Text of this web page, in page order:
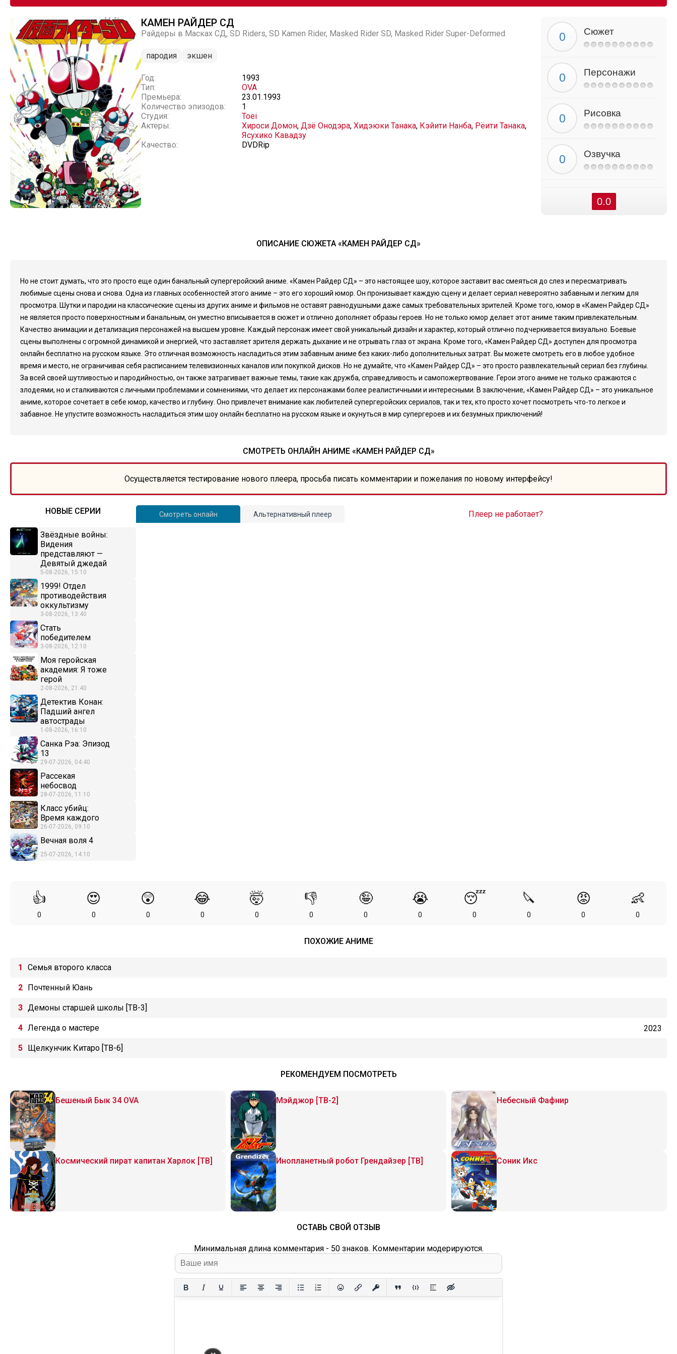
КАМЕН РАЙДЕР СД
Райдеры в Масках СД, SD Riders, SD Kamen Rider, Masked Rider SD, Masked Rider Super-Deformed
пародия экшен
Год:
1993
Тип:
OVA
Премьера:
23.01.1993
Количество эпизодов:
1
Студия:
Toei
Актеры:
Хироси Домон, Дзё Онодэра, Хидэюки Танака, Кэйити Нанба, Рёити Танака,
Ясухико Кавадзу
Качество:
DVDRip
Сюжет
Персонажи
Рисовка
Озвучка
0.0
ОПИСАНИЕ СЮЖЕТА «КАМЕН РАЙДЕР СД»
Но не стоит думать, что это просто еще один банальный супергеройский аниме. «Камен Райдер СД» – это настоящее шоу, которое заставит вас смеяться до слез и пересматривать
любимые сцены снова и снова. Одна из главных особенностей этого аниме – это его хороший юмор. Он пронизывает каждую сцену и делает сериал невероятно забавным и легким для
просмотра. Шутки и пародии на классические сцены из других аниме и фильмов не оставят равнодушными даже самых требовательных зрителей. Кроме того, юмор в «Камен Райдер СД»
не является просто поверхностным и банальным, он уместно вписывается в сюжет и отлично дополняет образы героев. Но не только юмор делает этот аниме таким привлекательным.
Качество анимации и детализация персонажей на высшем уровне. Каждый персонаж имеет свой уникальный дизайн и характер, который отлично подчеркивается визуально. Боевые
сцены выполнены с огромной динамикой и энергией, что заставляет зрителя держать дыхание и не отрывать глаз от экрана. Кроме того, «Камен Райдер СД» доступен для просмотра
онлайн бесплатно на русском языке. Это отличная возможность насладиться этим забавным аниме без каких-либо дополнительных затрат. Вы можете смотреть его в любое удобное
время и место, не ограничивая себя расписанием телевизионных каналов или покупкой дисков. Но не думайте, что «Камен Райдер СД» – это просто развлекательный сериал без глубины.
За всей своей шутливостью и пародийностью, он также затрагивает важные темы, такие как дружба, справедливость и самопожертвование. Герои этого аниме не только сражаются с
злодеями, но и сталкиваются с личными проблемами и сомнениями, что делает их персонажами более реалистичными и интересными. В заключение, «Камен Райдер СД» – это уникальное
аниме, которое сочетает в себе юмор, качество и глубину. Оно привлечет внимание как любителей супергеройских сериалов, так и тех, кто просто хочет посмотреть что-то легкое и
забавное. Не упустите возможность насладиться этим шоу онлайн бесплатно на русском языке и окунуться в мир супергероев и их безумных приключений!
СМОТРЕТЬ ОНЛАЙН АНИМЕ «КАМЕН РАЙДЕР СД»
Осуществляется тестирование нового плеера, просьба писать комментарии и пожелания по новому интерфейсу!
НОВЫЕ СЕРИИ
Звёздные войны:
Видения
представляют —
Девятый джедай
5-08-2026, 15:10
1999! Отдел
противодействия
оккультизму
3-08-2026, 13:40
Стать
победителем
3-08-2026, 12:10
Моя геройская
академия: Я тоже
герой
2-08-2026, 21:40
Детектив Конан:
Падший ангел
автострады
1-08-2026, 16:10
Санка Рэа: Эпизод
13
29-07-2026, 04:40
Рассекая
небосвод
28-07-2026, 11:10
Класс убийц:
Время каждого
26-07-2026, 09:10
Вечная воля 4
25-07-2026, 14:10
Смотреть онлайн Альтернативный плеер Плеер не работает?
👍
0
😍
0
😲
0
😂
0
🤯
0
👎
0
🤪
0
😭
0
😴
0
🔪
0
😡
0
👶
0
ПОХОЖИЕ АНИМЕ
Семья второго класса
Почтенный Юань
Демоны старшей школы [ТВ-3]
Легенда о мастере 2023
Щелкунчик Китаро [ТВ-6]
РЕКОМЕНДУЕМ ПОСМОТРЕТЬ
Бешеный Бык 34 OVA Мэйджор [ТВ-2] Небесный Фафнир
Космический пират капитан Харлок [ТВ] Инопланетный робот Грендайзер [ТВ] Соник Икс
ОСТАВЬ СВОЙ ОТЗЫВ
Минимальная длина комментария - 50 знаков. Комментарии модерируются.